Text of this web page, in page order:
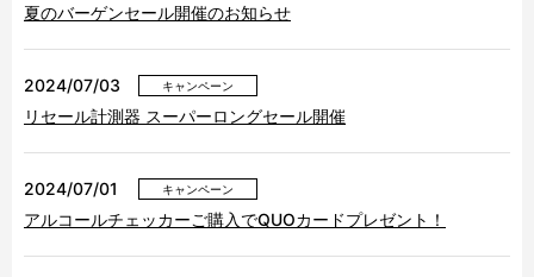
夏のバーゲンセール開催のお知らせ
2024/07/03 キャンペーン
リセール計測器 スーパーロングセール開催
2024/07/01 キャンペーン
アルコールチェッカーご購入でQUOカードプレゼント！